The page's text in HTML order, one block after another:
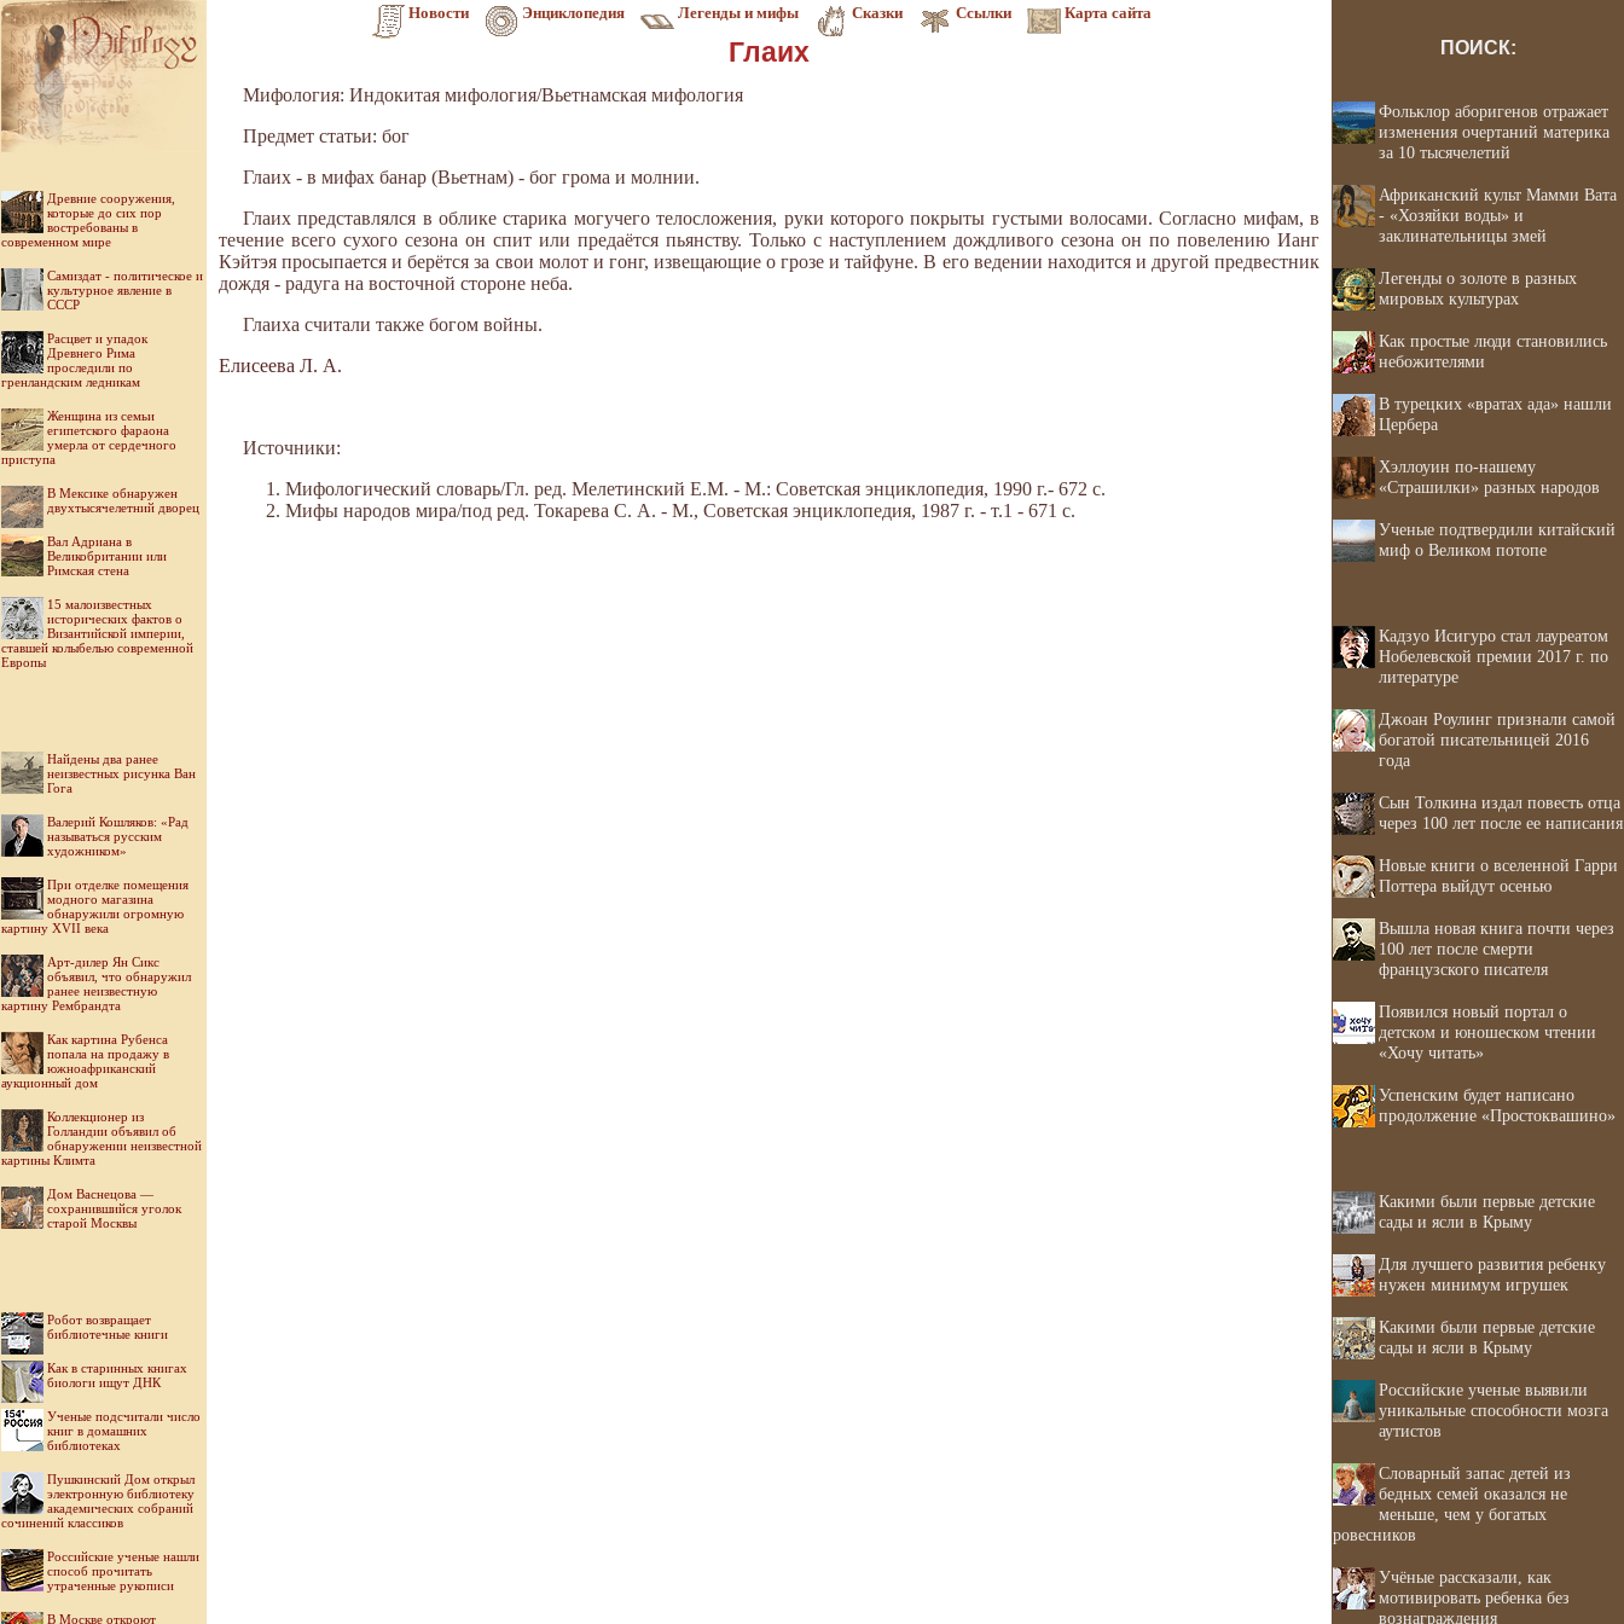
Новости Энциклопедия Легенды и мифы Сказки Ссылки Карта сайта
Древние сооружения,
которые до сих пор
востребованы в
современном мире
Самиздат - политическое и
культурное явление в
СССР
Расцвет и упадок
Древнего Рима
проследили по
гренландским ледникам
Женщина из семьи
египетского фараона
умерла от сердечного
приступа
В Мексике обнаружен
двухтысячелетний дворец
Вал Адриана в
Великобритании или
Римская стена
15 малоизвестных
исторических фактов о
Византийской империи,
ставшей колыбелью современной
Европы
Найдены два ранее
неизвестных рисунка Ван
Гога
Валерий Кошляков: «Рад
называться русским
художником»
При отделке помещения
модного магазина
обнаружили огромную
картину XVII века
Арт-дилер Ян Сикс
объявил, что обнаружил
ранее неизвестную
картину Рембрандта
Как картина Рубенса
попала на продажу в
южноафриканский
аукционный дом
Коллекционер из
Голландии объявил об
обнаружении неизвестной
картины Климта
Дом Васнецова —
сохранившийся уголок
старой Москвы
Робот возвращает
библиотечные книги
Как в старинных книгах
биологи ищут ДНК
Ученые подсчитали число
книг в домашних
библиотеках
Пушкинский Дом открыл
электронную библиотеку
академических собраний
сочинений классиков
Российские ученые нашли
способ прочитать
утраченные рукописи
В Москве откроют
Глаих
Мифология: Индокитая мифология/Вьетнамская мифология
Предмет статьи: бог
Глаих - в мифах банар (Вьетнам) - бог грома и молнии.
Глаих представлялся в облике старика могучего телосложения, руки которого покрыты густыми волосами. Согласно мифам, в
течение всего сухого сезона он спит или предаётся пьянству. Только с наступлением дождливого сезона он по повелению Ианг
Кэйтэя просыпается и берётся за свои молот и гонг, извещающие о грозе и тайфуне. В его ведении находится и другой предвестник
дождя - радуга на восточной стороне неба.
Глаиха считали также богом войны.
Елисеева Л. А.
Источники:
Мифологический словарь/Гл. ред. Мелетинский Е.М. - М.: Советская энциклопедия, 1990 г.- 672 с.
Мифы народов мира/под ред. Токарева С. А. - М., Советская энциклопедия, 1987 г. - т.1 - 671 с.
ПОИСК:
Фольклор аборигенов отражает
изменения очертаний материка
за 10 тысячелетий
Африканский культ Мамми Вата
- «Хозяйки воды» и
заклинательницы змей
Легенды о золоте в разных
мировых культурах
Как простые люди становились
небожителями
В турецких «вратах ада» нашли
Цербера
Хэллоуин по-нашему
«Страшилки» разных народов
Ученые подтвердили китайский
миф о Великом потопе
Кадзуо Исигуро стал лауреатом
Нобелевской премии 2017 г. по
литературе
Джоан Роулинг признали самой
богатой писательницей 2016
года
Сын Толкина издал повесть отца
через 100 лет после ее написания
Новые книги о вселенной Гарри
Поттера выйдут осенью
Вышла новая книга почти через
100 лет после смерти
французского писателя
Появился новый портал о
детском и юношеском чтении
«Хочу читать»
Успенским будет написано
продолжение «Простоквашино»
Какими были первые детские
сады и ясли в Крыму
Для лучшего развития ребенку
нужен минимум игрушек
Какими были первые детские
сады и ясли в Крыму
Российские ученые выявили
уникальные способности мозга
аутистов
Словарный запас детей из
бедных семей оказался не
меньше, чем у богатых
ровесников
Учёные рассказали, как
мотивировать ребенка без
вознаграждения